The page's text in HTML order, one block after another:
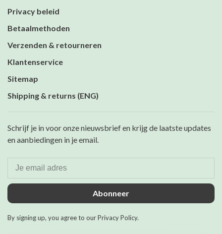
Privacy beleid
Betaalmethoden
Verzenden & retourneren
Klantenservice
Sitemap
Shipping & returns (ENG)
Schrijf je in voor onze nieuwsbrief en krijg de laatste updates
en aanbiedingen in je email.
Abonneer
By signing up, you agree to our Privacy Policy.